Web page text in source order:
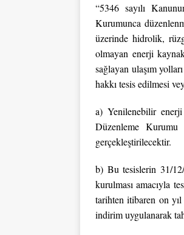
“5346 sayılı
Kurumunca
üzerinde hidrolik,
olmayan enerji
sağlayan ulaşım
hakkı tesis edilmesi
a) Yenilenebilir
Düzenleme Kurumu
gerçekleştirilecektir.
b) Bu tesislerin 31/
kurulması amacıyla
tarihten itibaren on
indirim uygulanarak